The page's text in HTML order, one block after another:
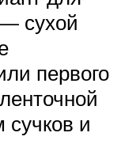
сухой
первого
и